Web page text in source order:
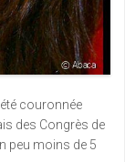
couronnée
des Congrès de
peu moins de 5